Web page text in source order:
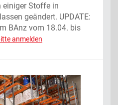
einiger Stoffe in
geändert. UPDATE:
BAnz vom 18.04. bis
anmelden